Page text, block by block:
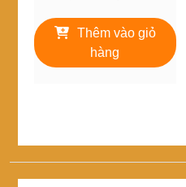
là:
10,000₫.
tại
6,000₫.
Thêm vào giỏ
hàng